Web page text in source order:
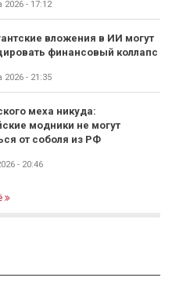
2026 - 17:12
вложения в ИИ могут
финансовый коллапс
2026 - 21:35
меха никуда:
модники не могут
от соболя из РФ
- 20:46